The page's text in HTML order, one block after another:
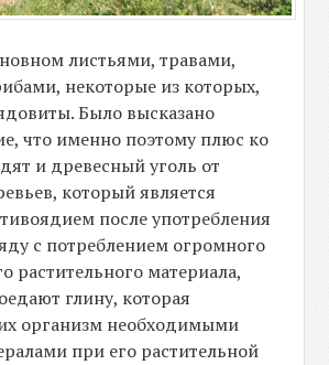
листьями, травами,
некоторые из которых,
Было высказано
что именно поэтому плюс ко
и древесный уголь от
который является
после употребления
с потреблением огромного
растительного материала,
глину, которая
организм необходимыми
при его растительной